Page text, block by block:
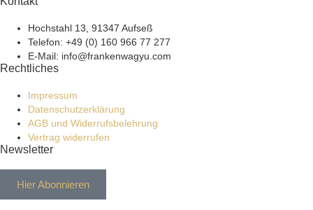
Hochstahl 13, 91347 Aufseß
Telefon: +49 (0) 160 966 77 277
E-Mail: info@frankenwagyu.com
Rechtliches
Impressum
Datenschutzerklärung
AGB und Widerrufsbelehrung
Vertrag widerrufen
Newsletter
Hier Abonnieren